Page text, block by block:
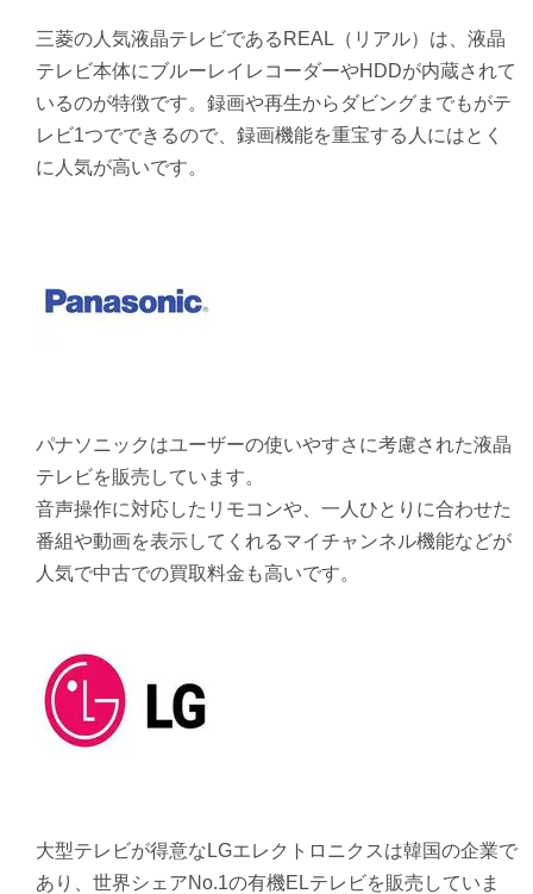
三菱の人気液晶テレビであるREAL（リアル）は、液晶
テレビ本体にブルーレイレコーダーやHDDが内蔵されて
いるのが特徴です。録画や再生からダビングまでもがテ
レビ1つでできるので、録画機能を重宝する人にはとく
に人気が高いです。
パナソニックはユーザーの使いやすさに考慮された液晶
テレビを販売しています。
音声操作に対応したリモコンや、一人ひとりに合わせた
番組や動画を表示してくれるマイチャンネル機能などが
人気で中古での買取料金も高いです。
大型テレビが得意なLGエレクトロニクスは韓国の企業で
あり、世界シェアNo.1の有機ELテレビを販売していま